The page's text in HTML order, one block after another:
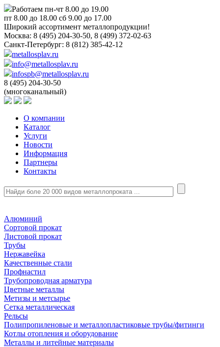
Работаем пн-чт 8.00 до 19.00
пт 8.00 до 18.00 сб 9.00 до 17.00
Широкий ассортимент металлопродукции!
Москва: 8 (495) 204-30-50, 8 (499) 372-02-63
Санкт-Петербург: 8 (812) 385-42-12
metallosplav.ru
info@metallosplav.ru
infospb@metallosplav.ru
8 (495) 204-30-50
(многоканальный)
О компании
Каталог
Услуги
Новости
Информация
Партнеры
Контакты
Алюминий
Сортовой прокат
Листовой прокат
Трубы
Нержавейка
Качественные стали
Профнастил
Трубопроводная арматура
Цветные металлы
Метизы и метсырье
Сетка металлическая
Рельсы
Полипропиленовые и металлопластиковые трубы/фитинги
Котлы отопления и оборудование
Металлы и литейные материалы